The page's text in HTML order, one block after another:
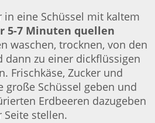
in eine Schüssel mit kaltem
5-7 Minuten quellen
waschen, trocknen, von den
dann zu einer dickflüssigen
Frischkäse, Zucker und
große Schüssel geben und
Erdbeeren dazugeben
stellen.